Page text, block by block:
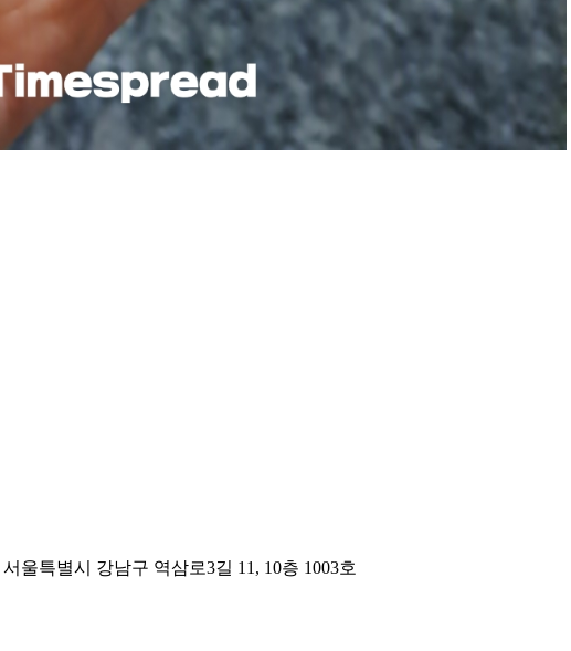
서울특별시 강남구 역삼로3길 11, 10층 1003호